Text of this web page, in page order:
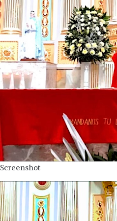
Screenshot